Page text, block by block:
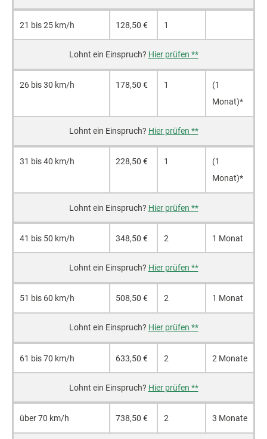
21 bis 25 km/h 128,50 € 1
Hier prüfen **
26 bis 30 km/h 178,50 € 1
(1
Monat)*
Hier prüfen **
31 bis 40 km/h 228,50 € 1
(1
Monat)*
Hier prüfen **
41 bis 50 km/h 348,50 € 2 1 Monat
Hier prüfen **
51 bis 60 km/h 508,50 € 2 1 Monat
Hier prüfen **
61 bis 70 km/h 633,50 € 2 2 Monate
Hier prüfen **
über 70 km/h 738,50 € 2 3 Monate